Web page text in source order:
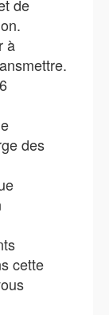
de
à
des
cette